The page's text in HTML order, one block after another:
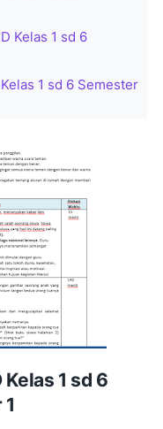
Kelas 1 sd 6
1 sd 6 Semester
Kelas 1 sd 6